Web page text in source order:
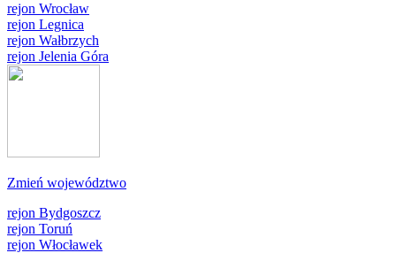
rejon Wrocław
rejon Legnica
rejon Wałbrzych
rejon Jelenia Góra
Zmień województwo
rejon Bydgoszcz
rejon Toruń
rejon Włocławek